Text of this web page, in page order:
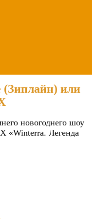
(Зиплайн) или
новогоднего шоу
«Winterra. Легенда